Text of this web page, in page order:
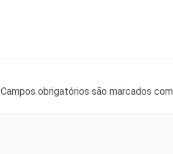
Campos obrigatórios são marcados com